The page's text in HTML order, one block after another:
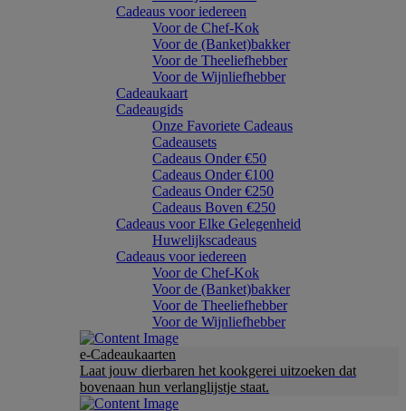
Cadeaus voor iedereen
Voor de Chef-Kok
Voor de (Banket)bakker
Voor de Theeliefhebber
Voor de Wijnliefhebber
Cadeaukaart
Cadeaugids
Onze Favoriete Cadeaus
Cadeausets
Cadeaus Onder €50
Cadeaus Onder €100
Cadeaus Onder €250
Cadeaus Boven €250
Cadeaus voor Elke Gelegenheid
Huwelijkscadeaus
Cadeaus voor iedereen
Voor de Chef-Kok
Voor de (Banket)bakker
Voor de Theeliefhebber
Voor de Wijnliefhebber
e-Cadeaukaarten
Laat jouw dierbaren het kookgerei uitzoeken dat
bovenaan hun verlanglijstje staat.